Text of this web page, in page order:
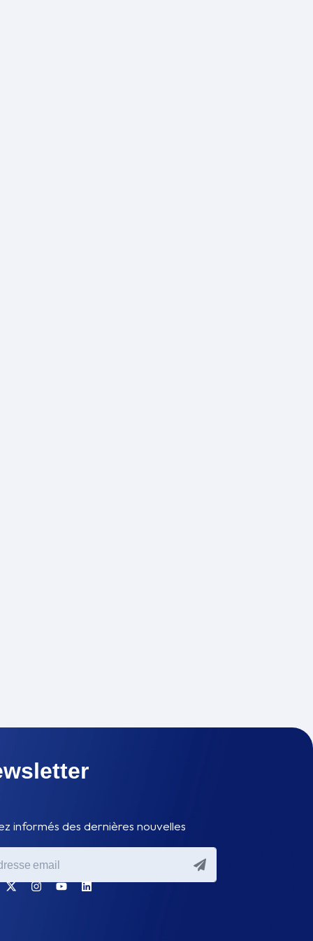
informés des dernières nouvelles